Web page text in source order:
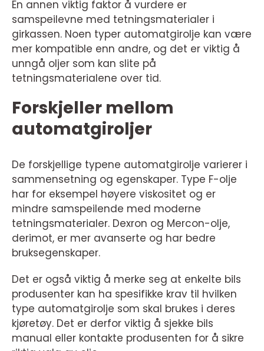
En annen viktig faktor å vurdere er
samspeilevne med tetningsmaterialer i
girkassen. Noen typer automatgirolje kan være
mer kompatible enn andre, og det er viktig å
unngå oljer som kan slite på
tetningsmaterialene over tid.
Forskjeller mellom
automatgiroljer
De forskjellige typene automatgirolje varierer i
sammensetning og egenskaper. Type F-olje
har for eksempel høyere viskositet og er
mindre samspeilende med moderne
tetningsmaterialer. Dexron og Mercon-olje,
derimot, er mer avanserte og har bedre
bruksegenskaper.
Det er også viktig å merke seg at enkelte bils
produsenter kan ha spesifikke krav til hvilken
type automatgirolje som skal brukes i deres
kjøretøy. Det er derfor viktig å sjekke bils
manual eller kontakte produsenten for å sikre